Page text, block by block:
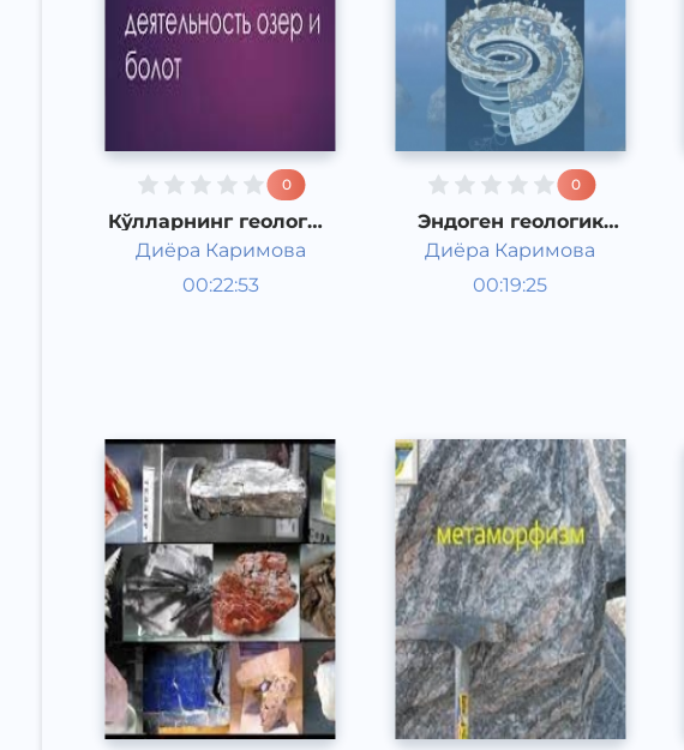
0
Кўлларнинг геологик
фаолияти
Диёра Каримова
00:22:53
Таълим
0
Эндоген геологик
жараёнлар
Диёра Каримова
00:19:25
Таълим